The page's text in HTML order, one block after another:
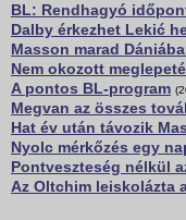
BL: Rendhagyó
Dalby érkezhet Lekić
Masson marad
Nem okozott
A pontos BL-program
Megvan az összes
Hat év után távozik
Nyolc mérkőzés egy
Pontveszteség nélkül
Az Oltchim leiskolázta